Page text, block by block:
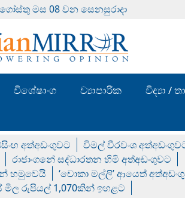
මස 08 වන සෙනසුරාදා
විශේෂාංග ව්‍යාපාරික විද්‍යා /
අත්අඩංගුවට විමල් වීරවංශ
රාජාංගනේ සද්ධාරතන හිමි අත්අඩංගුවට
හමුවෙයි
‘චොකා මල්ලි’ ආයෙත්
මිල රුපියල් 1,070කින් ඉහළට